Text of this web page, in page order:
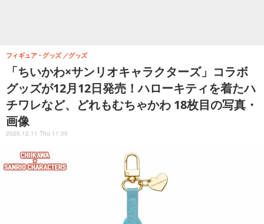
「ちいかわ×サンリオキャラクターズ」コラボ
グッズが12月12日発売！ハローキティを着たハ
チワレなど、どれもむちゃかわ 18枚目の写真・
画像
フィギュア・グッズ グッズ
2025.12.11 Thu 11:30